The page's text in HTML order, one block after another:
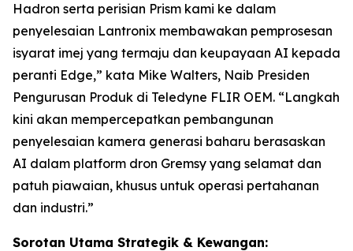
Hadron serta perisian Prism kami ke dalam
penyelesaian Lantronix membawakan pemprosesan
isyarat imej yang termaju dan keupayaan AI kepada
peranti Edge,” kata Mike Walters, Naib Presiden
Pengurusan Produk di Teledyne FLIR OEM. “Langkah
kini akan mempercepatkan pembangunan
penyelesaian kamera generasi baharu berasaskan
AI dalam platform dron Gremsy yang selamat dan
patuh piawaian, khusus untuk operasi pertahanan
dan industri.”
Sorotan Utama Strategik & Kewangan: